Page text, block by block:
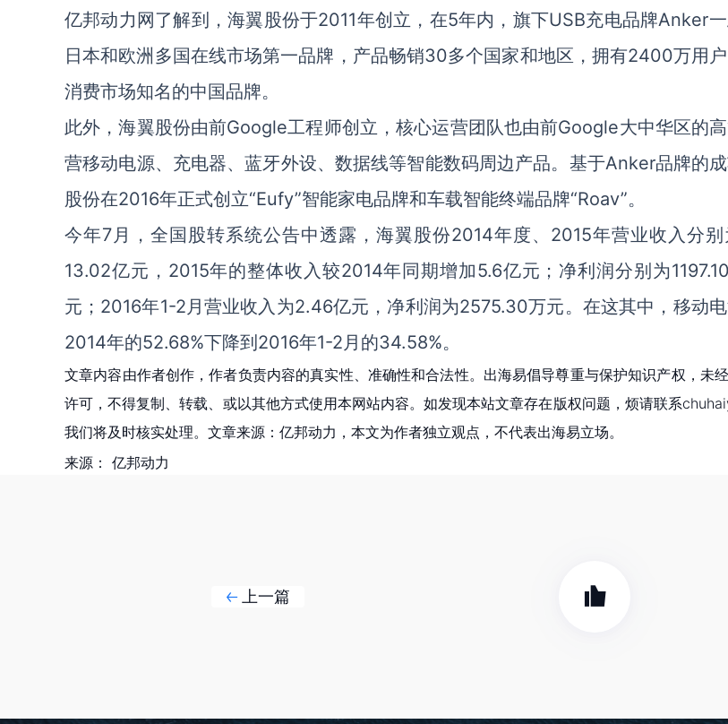
亿邦动力网了解到，海翼股份于2011年创立，在5年内，旗下USB充电品牌Anker一
日本和欧洲多国在线市场第一品牌，产品畅销30多个国家和地区，拥有2400万用
消费市场知名的中国品牌。
此外，海翼股份由前Google工程师创立，核心运营团队也由前Google大中华区的
营移动电源、充电器、蓝牙外设、数据线等智能数码周边产品。基于Anker品牌的
股份在2016年正式创立“Eufy”智能家电品牌和车载智能终端品牌“Roav”。
今年7月，全国股转系统公告中透露，海翼股份2014年度、2015年营业收入分别
13.02亿元，2015年的整体收入较2014年同期增加5.6亿元；净利润分别为
元；2016年1-2月营业收入为2.46亿元，净利润为2575.30万元。在这其中，移动
2014年的52.68%下降到2016年1-2月的34.58%。
文章内容由作者创作，作者负责内容的真实性、准确性和合法性。出海易倡导尊重与保护知识产权，未
许可，不得复制、转载、或以其他方式使用本网站内容。如发现本站文章存在版权问题，烦请联系
我们将及时核实处理。文章来源：亿邦动力，本文为作者独立观点，不代表出海易立场。
来源： 亿邦动力
上一篇